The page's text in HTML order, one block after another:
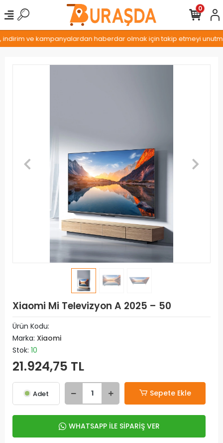
ve kampanyalardan haberdar olmak için takip etmeyi
0
Xiaomi Mi Televizyon A 2025 – 50
Ürün Kodu:
Marka: Xiaomi
Stok: 10
21.924,75 TL
Adet Sepete Ekle
WHATSAPP İLE SİPARİŞ VER